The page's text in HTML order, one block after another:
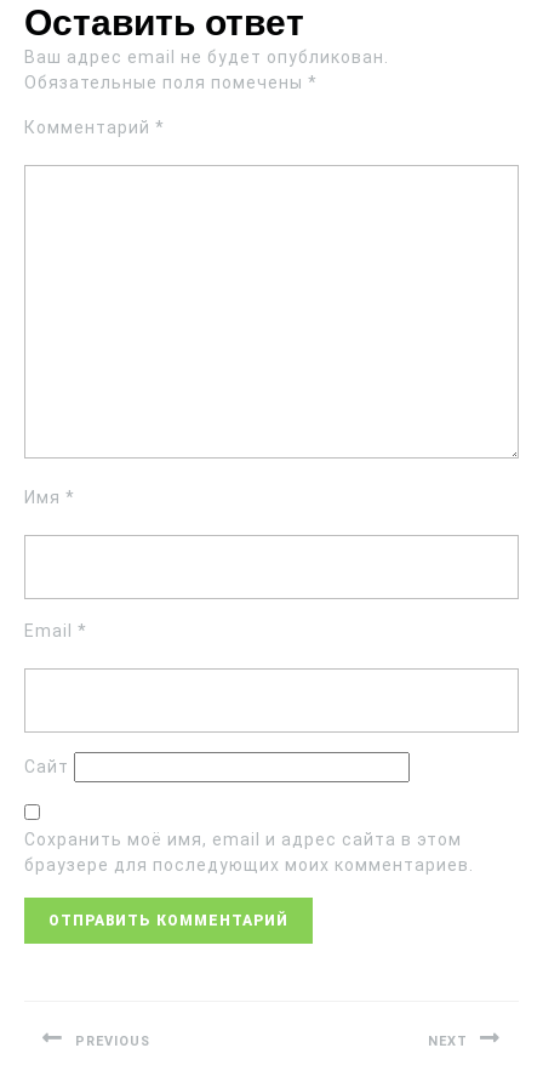
Оставить ответ
Ваш адрес email не будет опубликован.
Обязательные поля помечены *
Комментарий *
Имя *
Email *
Сайт
Сохранить моё имя, email и адрес сайта в этом
браузере для последующих моих комментариев.
PREVIOUS NEXT